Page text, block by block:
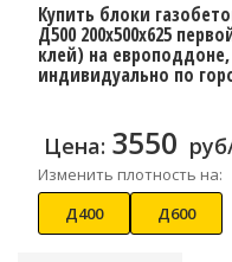
Купить блоки
Д500 200x500x625
клей) на
индивидуально по
Цена: 3550
Изменить плотность на:
Д400
Д600